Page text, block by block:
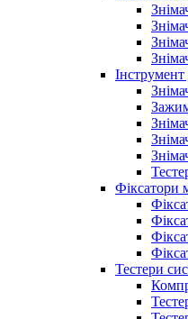
Фіксатори
Тестери